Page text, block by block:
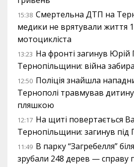
15:38 Смертельна ДТП на
медики не врятували життя
мотоцикліста
13:23 На фронті загинув Юрій
Тернопільщини: війна
12:50 Поліція знайшла
Тернополі травмував
пляшкою
12:17 На щиті повертається
Тернопільщини: загинув
11:49 В парку “Загребелля”
зрубали 248 дерев — справу